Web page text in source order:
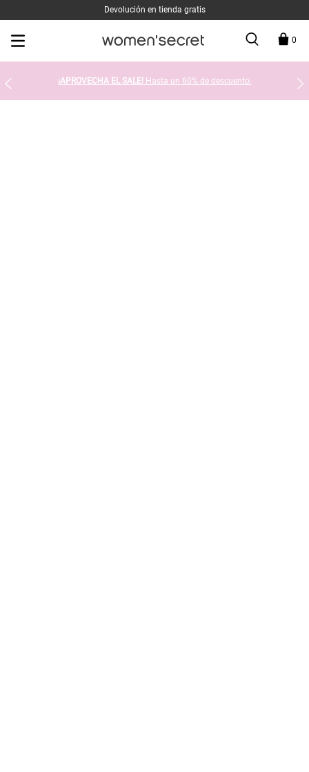
Devolución en tienda gratis
0
¡APROVECHA EL SALE! Hasta un 60% de descuento.